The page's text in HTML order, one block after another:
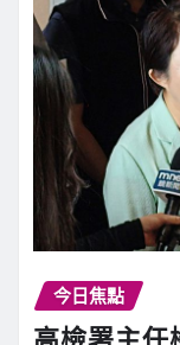
今日焦點
高檢署主任